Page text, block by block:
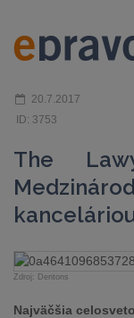
20.7.2017
ID: 3753
The
Zdroj: Dentons
Najväčšia